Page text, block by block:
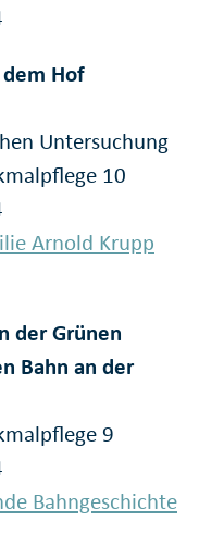
Hof
Untersuchung
10
Arnold Krupp
der Grünen
Bahn an der
9
Bahngeschichte